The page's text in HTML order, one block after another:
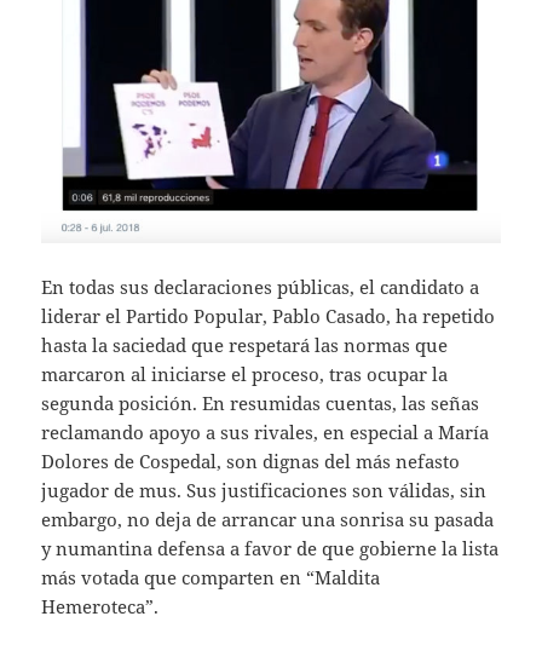
En todas sus declaraciones públicas, el candidato a
liderar el Partido Popular, Pablo Casado, ha repetido
hasta la saciedad que respetará las normas que
marcaron al iniciarse el proceso, tras ocupar la
segunda posición. En resumidas cuentas, las señas
reclamando apoyo a sus rivales, en especial a María
Dolores de Cospedal, son dignas del más nefasto
jugador de mus. Sus justificaciones son válidas, sin
embargo, no deja de arrancar una sonrisa su pasada
y numantina defensa a favor de que gobierne la lista
más votada que comparten en “Maldita
Hemeroteca”.